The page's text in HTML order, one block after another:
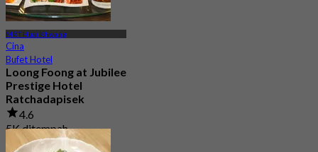
MRT Huai Khwang
Cina
Bufet Hotel
Loong Foong at Jubilee
Prestige Hotel
Ratchadapisek
4.6
5K ditempah
Dari฿ 849